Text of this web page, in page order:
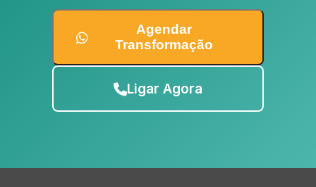
Agendar
Transformação
Ligar Agora